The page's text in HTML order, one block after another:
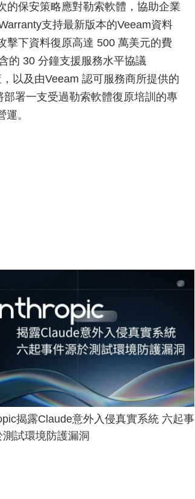
的保安策略應對勒索軟體，協助企業
支持最新版本的Veeam資料
擊下資料復原高達 500 萬美元的費
的 30 分鐘支援服務水平協議
以及由Veeam 認可服務商所提供的
署一支受過勒索軟體復原培訓的專
。
揭露Claude意外入侵真實系統 六起事
試環境防護漏洞